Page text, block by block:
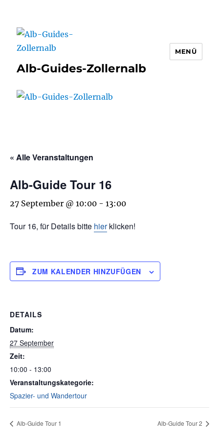
Alb-Guides-Zollernalb
MENÜ
« Alle Veranstaltungen
Alb-Guide Tour 16
27 September @ 10:00 - 13:00
Tour 16, für Details bitte hierklicken!
ZUM KALENDER HINZUFÜGEN
DETAILS
Datum:
27 September
Zeit:
10:00 - 13:00
Veranstaltungskategorie:
Spazier- und Wandertour
Alb-Guide Tour 1 Alb-Guide Tour 2